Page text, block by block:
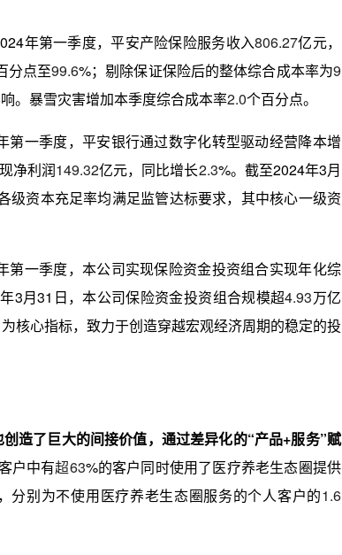
年第一季度，平安产险保险服务收入806.27亿元，
分点至99.6%；剔除保证保险后的整体综合成本率为9
。暴雪灾害增加本季度综合成本率2.0个百分点。
第一季度，平安银行通过数字化转型驱动经营降本增
净利润149.32亿元，同比增长2.3%。截至2024年3月
级资本充足率均满足监管达标要求，其中核心一级资
第一季度，本公司实现保险资金投资组合实现年化综
3月31日，本公司保险资金投资组合规模超4.93万亿
核心指标，致力于创造穿越宏观经济周期的稳定的投
造了巨大的间接价值，通过差异化的“产品+服务”赋
户中有超63%的客户同时使用了医疗养老生态圈提供
分别为不使用医疗养老生态圈服务的个人客户的1.6